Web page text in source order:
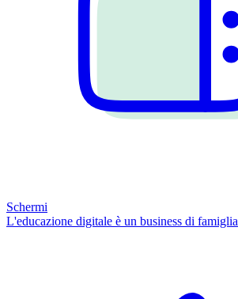
Schermi
L'educazione digitale è un business di famiglia